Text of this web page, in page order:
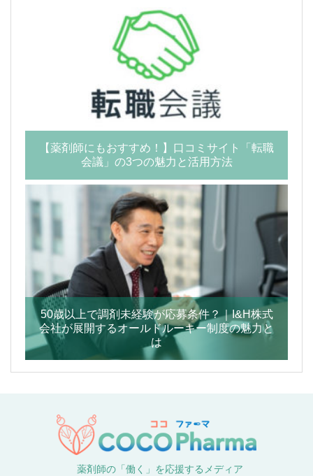
【薬剤師にもおすすめ！】口コミサイト「転職
会議」の3つの魅力と活用方法
50歳以上で調剤未経験が応募条件？｜I&H株式
会社が展開するオールドルーキー制度の魅力と
は
薬剤師の「働く」を応援するメディア